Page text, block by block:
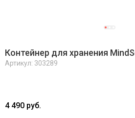
Контейнер для хранения
Артикул: 303289
4 490 руб.